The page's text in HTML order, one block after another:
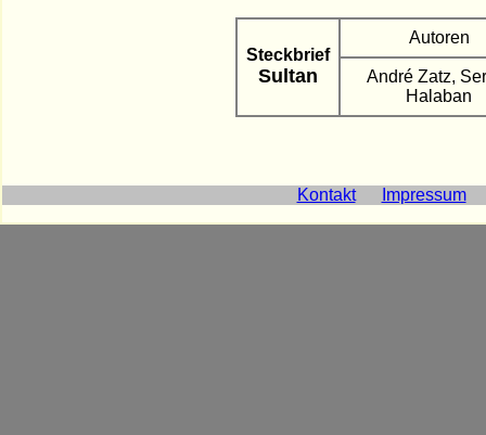
Steckbrief
Sultan
Autoren
André Zatz,
Halaban
Kontakt Impressum